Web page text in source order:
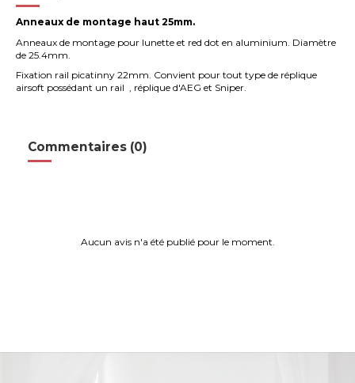
Anneaux de montage haut 25mm.
Anneaux de montage pour lunette et red dot en aluminium. Diamètre
de 25.4mm.
Fixation rail picatinny 22mm. Convient pour tout type de réplique
airsoft possédant un rail , réplique d'AEG et Sniper.
Commentaires (0)
Aucun avis n'a été publié pour le moment.